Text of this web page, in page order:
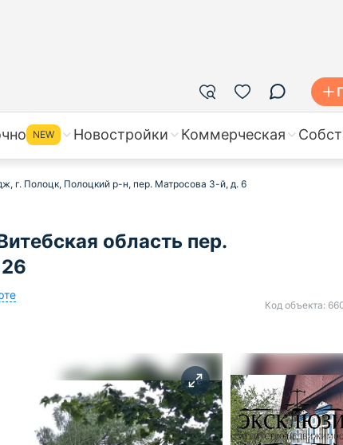
NEW Новостройки Коммерческая
г. Полоцк, Полоцкий р-н, пер. Матросова 3-й, д. 6
область пер.
Код объекта: